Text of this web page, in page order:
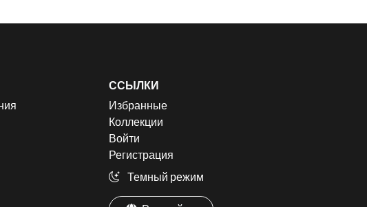
ССЫЛКИ
Избранные
Коллекции
Войти
Регистрация
Темный режим